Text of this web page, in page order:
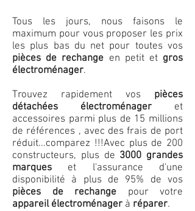
Tous les jours, nous faisons le
maximum pour vous proposer les prix
les plus bas du net pour toutes vos
pièces de rechange en petit et gros
électroménager.
Trouvez rapidement vos pièces
détachées électroménager et
accessoires parmi plus de 15 millions
de références , avec des frais de port
réduit...comparez !!!Avec plus de 200
constructeurs, plus de 3000 grandes
marques et l'assurance d'une
disponibilité à plus de 95% de vos
pièces de rechange pour votre
appareil électroménager à réparer.